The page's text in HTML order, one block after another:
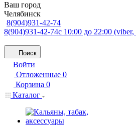
Ваш город
Челябинск
8(904)931-42-74
8(904)931-42-74с 10:00 до 22:00 (viber,
Поиск
Войти
Отложенные 0
Корзина 0
Каталог